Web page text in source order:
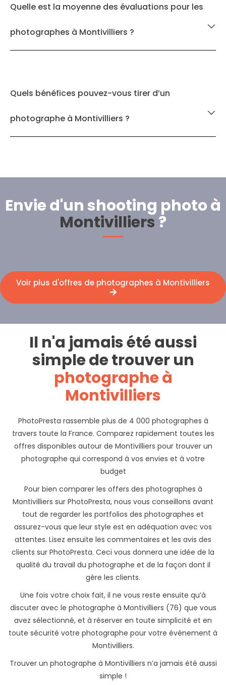
Quelle est la moyenne des évaluations pour les
photographes à Montivilliers ?
Quels bénéfices pouvez-vous tirer d’un
photographe à Montivilliers ?
Envie d'un shooting photo à
Montivilliers ?
Il n'a jamais été aussi
simple de trouver un
photographe à
Montivilliers
PhotoPresta rassemble plus de 4 000 photographes à
travers toute la France. Comparez rapidement toutes les
offres disponibles autour de Montivilliers pour trouver un
photographe qui correspond à vos envies et à votre
budget
Pour bien comparer les offers des photographes à
Montivilliers sur PhotoPresta, nous vous conseillons avant
tout de regarder les portfolios des photographes et
assurez-vous que leur style est en adéquation avec vos
attentes. Lisez ensuite les commentaires et les avis des
clients sur PhotoPresta. Ceci vous donnera une idée de la
qualité du travail du photographe et de la façon dont il
gère les clients.
Une fois votre choix fait, il ne vous reste ensuite qu’à
discuter avec le photographe à Montivilliers (76) que vous
avez sélectionné, et à réserver en toute simplicité et en
toute sécurité votre photographe pour votre événement à
Montivilliers.
Trouver un photographe à Montivilliers n’a jamais été aussi
simple !